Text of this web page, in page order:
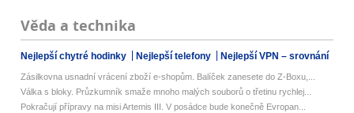
Věda a technika
Nejlepší chytré hodinky Nejlepší telefony Nejlepší VPN – srovnání
Zásilkovna usnadní vrácení zboží e-shopům. Balíček zanesete do Z-Boxu,...
Válka s bloky. Průzkumník smaže mnoho malých souborů o třetinu rychlej...
Pokračují přípravy na misi Artemis III. V posádce bude konečně Evropan...